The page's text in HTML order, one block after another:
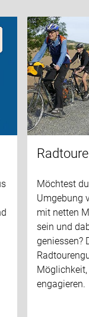
Möchtest
Umgebung
mit netten
sein und
geniessen?
Möglichkeit,
engagieren.